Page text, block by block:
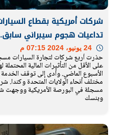
شركات أمريكية بقطاع
تداعيات هجوم سيبراني
حذرت أربع شركات لتجارة السيارات
على الأقل من التأثيرات المالية
الأسبوع الماضي. وأدى إلى توقف
مختلف أنحاء الولايات المتحدة وكندا.
مسجلة في البورصة الأمريكية
وبنسك